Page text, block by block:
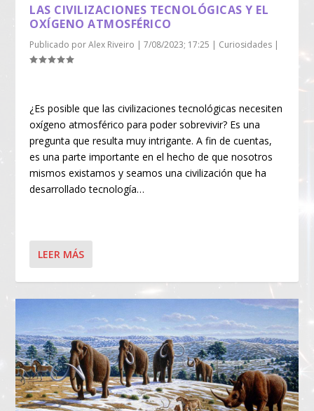
LAS CIVILIZACIONES TECNOLÓGICAS Y EL
OXÍGENO ATMOSFÉRICO
Publicado porAlex Riveiro |7/08/2023; 17:25 | Curiosidades |
¿Es posible que las civilizaciones tecnológicas necesiten
oxígeno atmosférico para poder sobrevivir? Es una
pregunta que resulta muy intrigante. A fin de cuentas,
es una parte importante en el hecho de que nosotros
mismos existamos y seamos una civilización que ha
desarrollado tecnología…
LEER MÁS